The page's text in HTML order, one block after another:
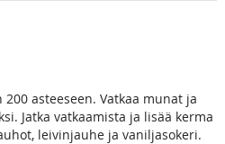
asteeseen. Vatkaa munat ja
Jatka vatkaamista ja lisää kerma
leivinjauhe ja vaniljasokeri.